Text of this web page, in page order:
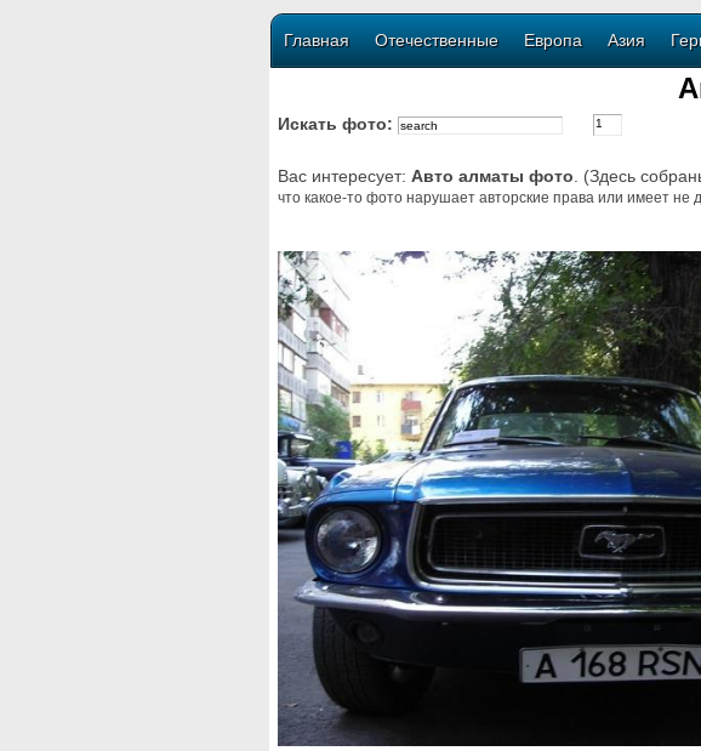
Главная Отечественные Европа Азия
Искать фото:
Вас интересует: Авто алматы фото . (Здесь
что какое-то фото нарушает авторские права или имеет